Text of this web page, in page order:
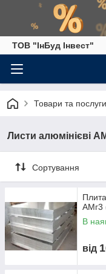
ТОВ "ІнБуд Інвест"
Товари та послуги
Листи алюмінієві
Сортування
АМг3
В
від